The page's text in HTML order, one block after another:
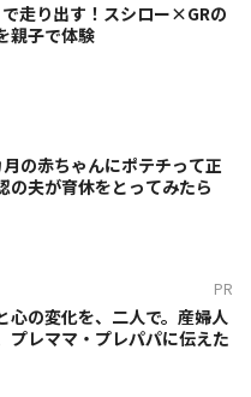
で走り出す！スシロー×GRの
親子で体験
月の赤ちゃんにポテチって正
の夫が育休をとってみたら
PR
心の変化を、二人で。産婦人
プレママ・プレパパに伝えた